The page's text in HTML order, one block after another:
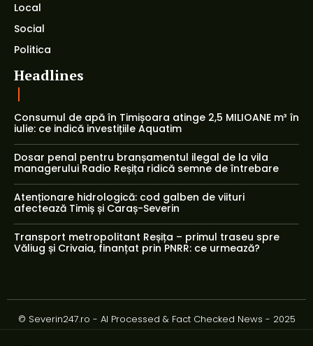
Local
Social
Politica
Headlines
Consumul de apă în Timișoara atinge 2,5 MILIOANE m³ în
iulie: ce indică investițiile Aquatim
Dosar penal pentru branșamentul ilegal de la vila
managerului Radio Reșița ridică semne de întrebare
Atenționare hidrologică: cod galben de viituri
afectează Timiș și Caraș-Severin
Transport metropolitant Reșița – primul traseu spre
Văliug și Crivaia, finanțat prin PNRR: ce urmează?
© Severin247.ro - AI Processed & Fact Checked News - 2025